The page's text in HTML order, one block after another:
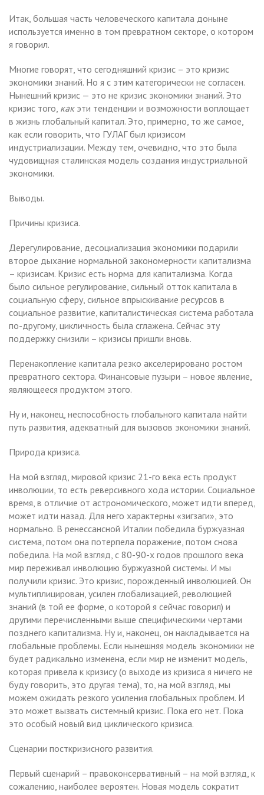
Итак, большая часть человеческого капитала доныне
используется именно в том превратном секторе, о котором
я говорил.
Многие говорят, что сегодняшний кризис – это кризис
экономики знаний. Но я с этим категорически не согласен.
Нынешний кризис — это не кризис экономики знаний. Это
кризис того, какэти тенденции и возможности воплощает
в жизнь глобальный капитал. Это, примерно, то же самое,
как если говорить, что ГУЛАГ был кризисом
индустриализации. Между тем, очевидно, что это была
чудовищная сталинская модель создания индустриальной
экономики.
Выводы.
Причины кризиса.
Дерегулирование, десоциализация экономики подарили
второе дыхание нормальной закономерности капитализма
– кризисам. Кризис есть норма для капитализма. Когда
было сильное регулирование, сильный отток капитала в
социальную сферу, сильное впрыскивание ресурсов в
социальное развитие, капиталистическая система работала
по-другому, цикличность была сглажена. Сейчас эту
поддержку снизили – кризисы пришли вновь.
Перенакопление капитала резко акселерировано ростом
превратного сектора. Финансовые пузыри – новое явление,
являющееся продуктом этого.
Ну и, наконец, неспособность глобального капитала найти
путь развития, адекватный для вызовов экономики знаний.
Природа кризиса.
На мой взгляд, мировой кризис 21-го века есть продукт
инволюции, то есть реверсивного хода истории. Социальное
время, в отличие от астрономического, может идти вперед,
может идти назад. Для него характерны «зигзаги», это
нормально. В ренессансной Италии победила буржуазная
система, потом она потерпела поражение, потом снова
победила. На мой взгляд, с 80-90-х годов прошлого века
мир переживал инволюцию буржуазной системы. И мы
получили кризис. Это кризис, порожденный инволюцией. Он
мультиплицирован, усилен глобализацией, революцией
знаний (в той ее форме, о которой я сейчас говорил) и
другими перечисленными выше специфическими чертами
позднего капитализма. Ну и, наконец, он накладывается на
глобальные проблемы. Если нынешняя модель экономики не
будет радикально изменена, если мир не изменит модель,
которая привела к кризису (о выходе из кризиса я ничего не
буду говорить, это другая тема), то, на мой взгляд, мы
можем ожидать резкого усиления глобальных проблем. И
это может вызвать системный кризис. Пока его нет. Пока
это особый новый вид циклического кризиса.
Сценарии посткризисного развития.
Первый сценарий – правоконсервативный – на мой взгляд, к
сожалению, наиболее вероятен. Новая модель сократит